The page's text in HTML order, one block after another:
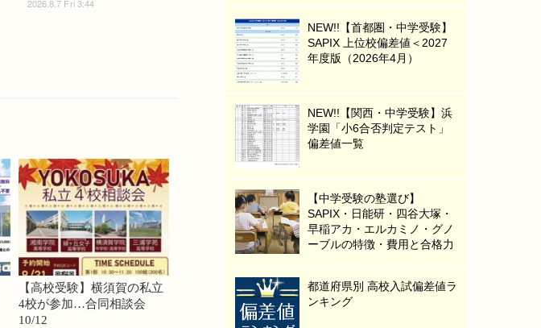
2026.8.7 Fri 3:44
【高校受験】横須賀の私立
4校が参加…合同相談会
10/12
NEW!!【首都圏・中学受験】
SAPIX 上位校偏差値＜2027
年度版（2026年4月）
NEW!!【関西・中学受験】浜
学園「小6合否判定テスト」
偏差値一覧
【中学受験の塾選び】
SAPIX・日能研・四谷大塚・
早稲アカ・エルカミノ・グノ
ーブルの特徴・費用と合格力
都道府県別 高校入試偏差値ラ
ンキング